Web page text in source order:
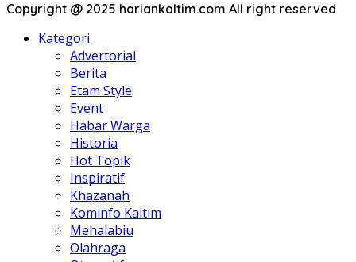
Copyright @ 2025 hariankaltim.com All right reserved
Kategori
Advertorial
Berita
Etam Style
Event
Habar Warga
Historia
Hot Topik
Inspiratif
Khazanah
Kominfo Kaltim
Mehalabiu
Olahraga